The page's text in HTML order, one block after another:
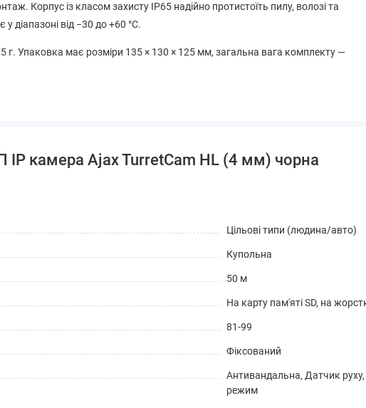
Корпус із класом захисту IP65 надійно протистоїть пилу, волозі та
від −30 до +60 °C.
г. Упаковка має розміри 135 × 130 × 125 мм, загальна вага комплекту —
IP камера Ajax TurretCam HL (4 мм) чорна
Цільові типи (людина/авто)
Купольна
50 м
На карту пам'яті SD, на
81-99
Фіксований
Антивандальна, Датчик руху,
режим